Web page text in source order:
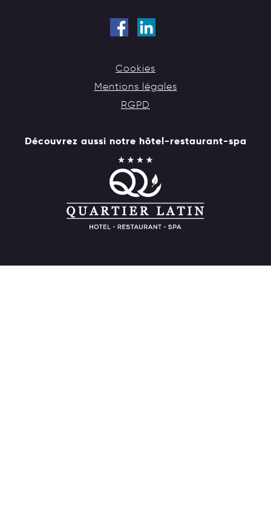
Cookies
Mentions légales
RGPD
Découvrez aussi notre hôtel-restaurant-spa